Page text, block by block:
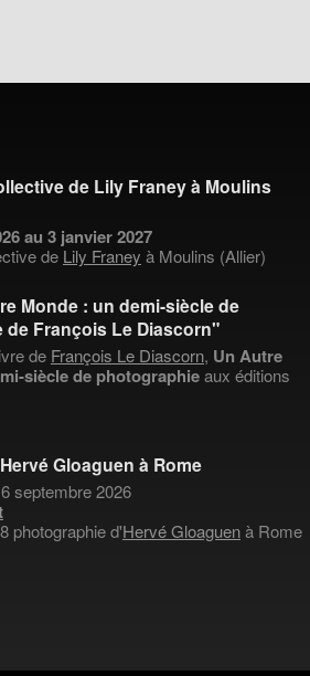
de Lily Franey à Moulins
au 3 janvier 2027
de Lily Franey à Moulins (Allier)
Monde : un demi-siècle de
de François Le Diascorn"
de François Le Diascorn, Un Autre
siècle de photographieaux éditions
Gloaguen à Rome
septembre 2026
photographie d'Hervé Gloaguenà Rome